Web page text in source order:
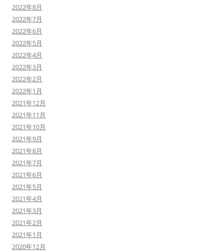
2022年8月
2022年7月
2022年6月
2022年5月
2022年4月
2022年3月
2022年2月
2022年1月
2021年12月
2021年11月
2021年10月
2021年9月
2021年8月
2021年7月
2021年6月
2021年5月
2021年4月
2021年3月
2021年2月
2021年1月
2020年12月